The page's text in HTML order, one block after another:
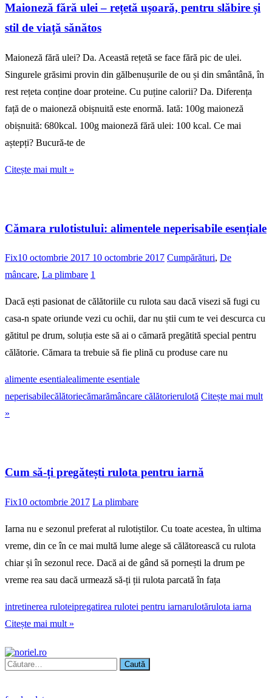
Maioneză fără ulei – rețetă ușoară, pentru slăbire și
stil de viață sănătos
Maioneză fără ulei? Da. Această rețetă se face fără pic de ulei.
Singurele grăsimi provin din gălbenușurile de ou și din smântână, în
rest rețeta conține doar proteine. Cu puține calorii? Da. Diferența
față de o maioneză obișnuită este enormă. Iată: 100g maioneză
obișnuită: 680kcal. 100g maioneză fără ulei: 100 kcal. Ce mai
aștepți? Bucură-te de
Citește mai mult »
Cămara rulotistului: alimentele neperisabile esențiale
Fix10 octombrie 2017 10 octombrie 2017 Cumpărături, De
mâncare, La plimbare 1
Dacă ești pasionat de călătoriile cu rulota sau dacă visezi să fugi cu
casa-n spate oriunde vezi cu ochii, dar nu știi cum te vei descurca cu
gătitul pe drum, soluția este să ai o cămară pregătită special pentru
călătorie. Cămara ta trebuie să fie plină cu produse care nu
alimente esentialealimente esentiale
neperisabilecălătoriecămarămâncare călătorierulotă Citește mai mult
»
Cum să-ți pregătești rulota pentru iarnă
Fix10 octombrie 2017 La plimbare
Iarna nu e sezonul preferat al rulotiștilor. Cu toate acestea, în ultima
vreme, din ce în ce mai multă lume alege să călătorească cu rulota
chiar și în sezonul rece. Dacă ai de gând să pornești la drum pe
vreme rea sau dacă urmează să-ți ții rulota parcată în fața
intretinerea ruloteipregatirea rulotei pentru iarnarulotărulota iarna
Citește mai mult »
Caută
după: